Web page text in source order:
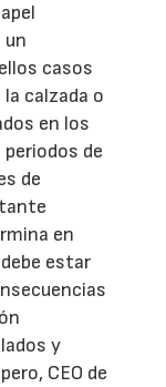
un
casos
calzada o
en los
de
de
en
estar
y
CEO de